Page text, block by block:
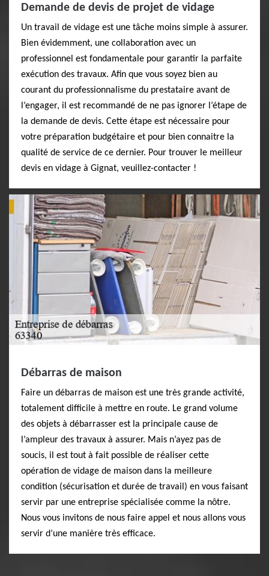
Demande de devis de projet de vidage
Un travail de vidage est une tâche moins simple à assurer.
Bien évidemment, une collaboration avec un
professionnel est fondamentale pour garantir la parfaite
exécution des travaux. Afin que vous soyez bien au
courant du professionnalisme du prestataire avant de
l’engager, il est recommandé de ne pas ignorer l’étape de
la demande de devis. Cette étape est nécessaire pour
votre préparation budgétaire et pour bien connaitre la
qualité de service de ce dernier. Pour trouver le meilleur
devis en vidage à Gignat, veuillez-contacter !
Débarras de maison
Faire un débarras de maison est une très grande activité,
totalement difficile à mettre en route. Le grand volume
des objets à débarrasser est la principale cause de
l’ampleur des travaux à assurer. Mais n’ayez pas de
soucis, il est tout à fait possible de réaliser cette
opération de vidage de maison dans la meilleure
condition (sécurisation et durée de travail) en vous faisant
servir par une entreprise spécialisée comme la nôtre.
Nous vous invitons de nous faire appel et nous allons vous
servir d’une manière très efficace.